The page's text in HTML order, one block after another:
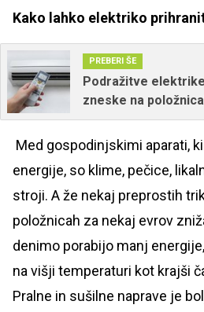
Kako lahko elektriko
PREBERI ŠE
Podražitve
zneske na
Med gospodinjskimi aparati,
energije, so klime, pečice,
stroji. A že nekaj preprostih
položnicah za nekaj evrov
denimo porabijo manj
na višji temperaturi kot krajši
Pralne in sušilne naprave je